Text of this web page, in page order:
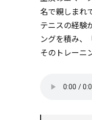
名で親しまれ
テニスの経験
ングを積み、
そのトレーニ